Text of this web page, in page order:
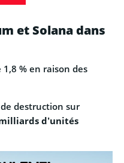
et Solana dans
% en raison des
destruction sur
d’unités